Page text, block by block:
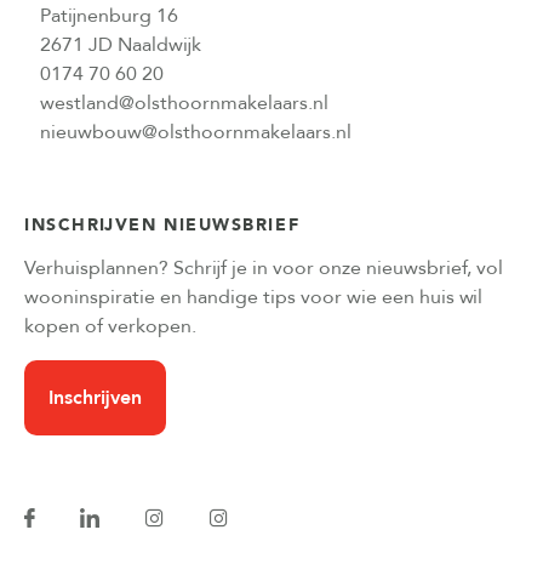
Patijnenburg 16
2671 JD Naaldwijk
0174 70 60 20
westland@olsthoornmakelaars.nl
nieuwbouw@olsthoornmakelaars.nl
INSCHRIJVEN NIEUWSBRIEF
Verhuisplannen? Schrijf je in voor onze nieuwsbrief, vol
wooninspiratie en handige tips voor wie een huis wil
kopen of verkopen.
Inschrijven